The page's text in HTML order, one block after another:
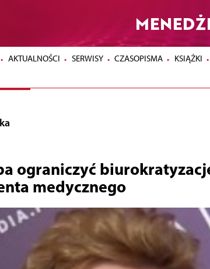
AKTUALNOŚCI SERWISY CZASOPISMA KSIĄŻKI
ograniczyć
medycznego